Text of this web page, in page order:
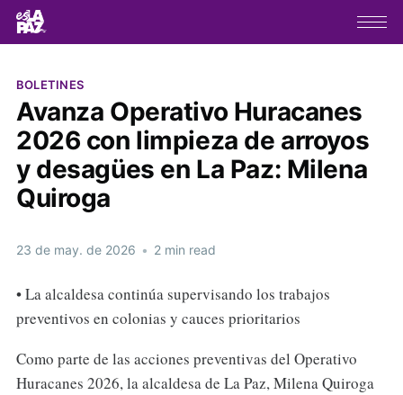
BOLETINES
Avanza Operativo Huracanes
2026 con limpieza de arroyos
y desagües en La Paz: Milena
Quiroga
23 de may. de 2026 • 2 min read
• La alcaldesa continúa supervisando los trabajos
preventivos en colonias y cauces prioritarios
Como parte de las acciones preventivas del Operativo
Huracanes 2026, la alcaldesa de La Paz, Milena Quiroga